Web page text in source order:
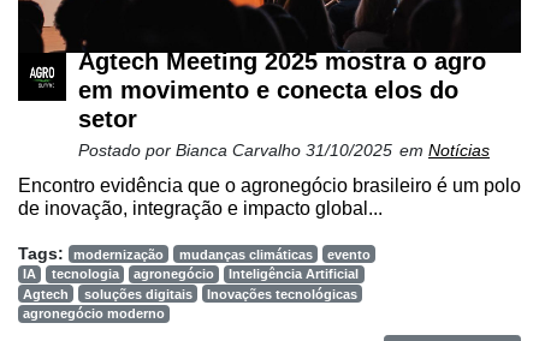
Agtech Meeting 2025 mostra o agro
em movimento e conecta elos do
setor
Postado por Bianca Carvalho 31/10/2025 em Notícias
Encontro evidência que o agronegócio brasileiro é um polo
de inovação, integração e impacto global...
Tags: modernização mudanças climáticas
evento
IA
tecnologia agronegócio
Inteligência Artificial
Agtech
soluções digitais
Inovações tecnológicas
agronegócio moderno